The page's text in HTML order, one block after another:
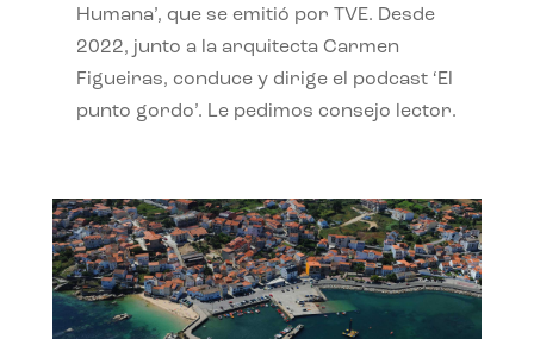
Humana’, que se emitió por TVE. Desde
2022, junto a la arquitecta Carmen
Figueiras, conduce y dirige el podcast ‘El
punto gordo’. Le pedimos consejo lector.